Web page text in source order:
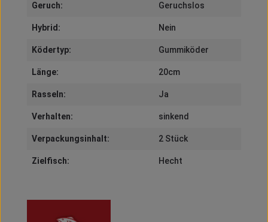
Geruch: Geruchslos
Hybrid: Nein
Ködertyp: Gummiköder
Länge: 20cm
Rasseln: Ja
Verhalten: sinkend
Verpackungsinhalt: 2 Stück
Zielfisch: Hecht